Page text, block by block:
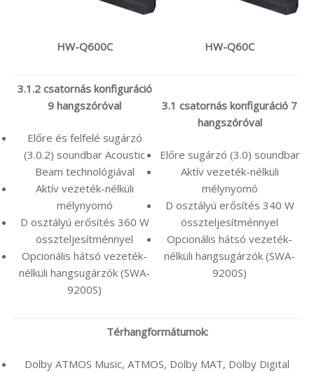
HW-Q600C HW-Q60C
3.1.2 csatornás konfiguráció
9 hangszóróval
Előre és felfelé sugárzó
(3.0.2) soundbar Acoustic
Beam technológiával
Aktív vezeték-nélküli
mélynyomó
D osztályú erősítés 360 W
összteljesítménnyel
Opcionális hátsó vezeték-
nélküli hangsugárzók (SWA-
9200S)
3.1 csatornás konfiguráció 7
hangszóróval
Előre sugárzó (3.0) soundbar
Aktív vezeték-nélküli
mélynyomó
D osztályú erősítés 340 W
összteljesítménnyel
Opcionális hátsó vezeték-
nélküli hangsugárzók (SWA-
9200S)
Térhangformátumok:
Dolby ATMOS Music, ATMOS, Dolby MAT, Dolby Digital